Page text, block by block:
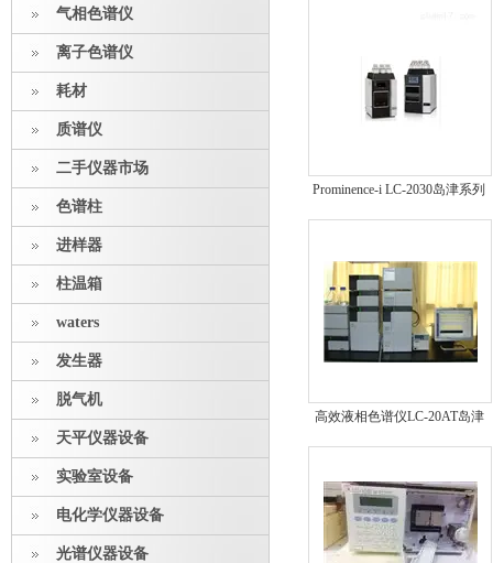
气相色谱仪
离子色谱仪
耗材
质谱仪
二手仪器市场
色谱柱
进样器
柱温箱
waters
发生器
脱气机
天平仪器设备
实验室设备
电化学仪器设备
光谱仪器设备
Prominence-i LC-2030岛津系列
高效液相色谱仪一体机
高效液相色谱仪LC-20AT岛津
高效液相色谱仪